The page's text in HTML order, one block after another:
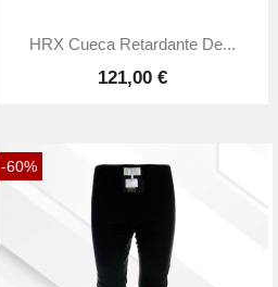
Vista rápida
HRX Cueca Retardante De...
121,00 €
-60%